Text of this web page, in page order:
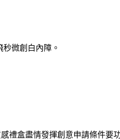
微創白內障。
禮盒盡情發揮創意申請條件要